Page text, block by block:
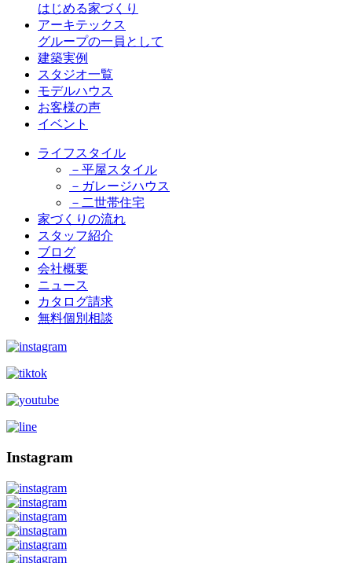
はじめる家づくり
アーキテックス
グループの一員として
建築実例
スタジオ一覧
モデルハウス
お客様の声
イベント
ライフスタイル
－平屋スタイル
－ガレージハウス
－二世帯住宅
家づくりの流れ
スタッフ紹介
ブログ
会社概要
ニュース
カタログ請求
無料個別相談
Instagram